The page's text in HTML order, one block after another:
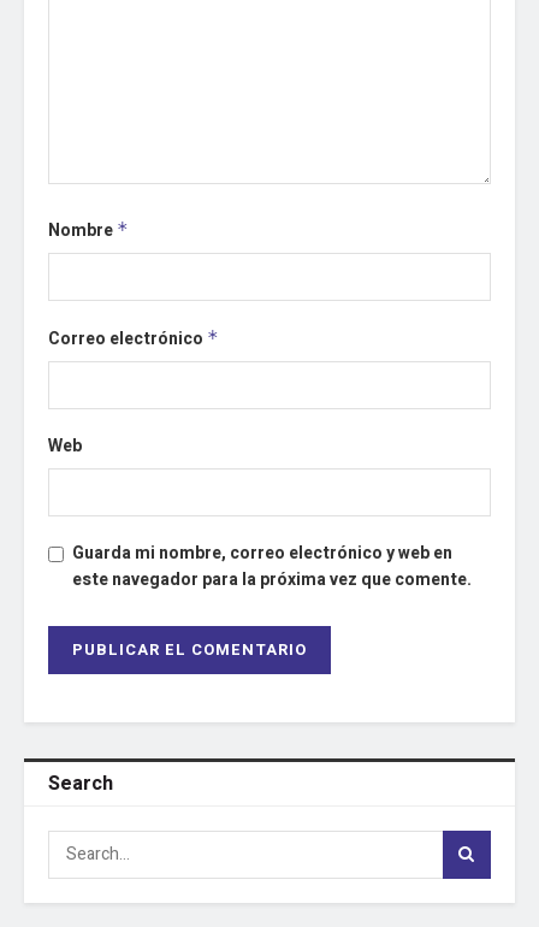
Nombre *
Correo electrónico *
Web
Guarda mi nombre, correo electrónico y web en
este navegador para la próxima vez que comente.
Search